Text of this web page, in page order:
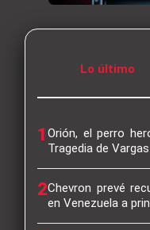
Lo último
1Orión, el perro
Tragedia de Vargas
2Chevron prevé
en Venezuela a